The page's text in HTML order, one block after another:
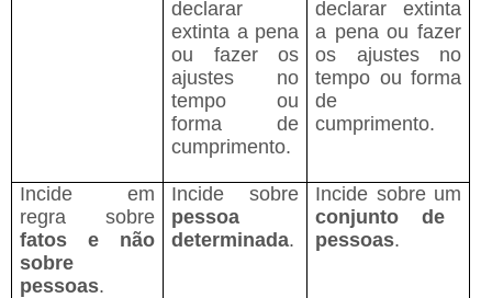
declarar
extinta a pena
ou fazer os
ajustes no
tempo ou
forma de
cumprimento.
declarar extinta
a pena ou fazer
os ajustes no
tempo ou forma
de
cumprimento.
Incide em
regra sobre
fatos e não
sobre
pessoas.
Incide sobre
pessoa
determinada.
Incide sobre um
conjunto de
pessoas.